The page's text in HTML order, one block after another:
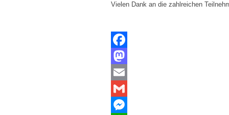
Vielen Dank an die zahlreichen
Facebook
Mastodon
Email
Gmail